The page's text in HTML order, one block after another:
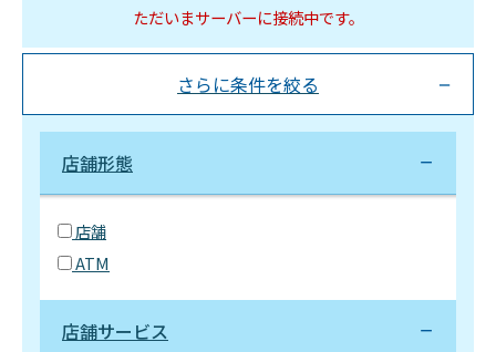
ただいまサーバーに接続中です。
さらに条件を絞る
店舗形態
店舗
ATM
店舗サービス